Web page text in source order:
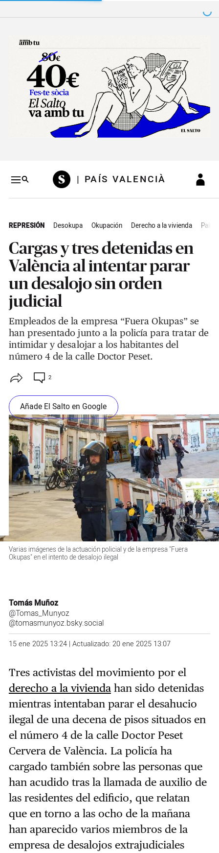
Salto a navegación
| PAÍS VALENCIÀ
REPRESIÓN Desokupa Okupación Derecho a la vivienda País
Cargas y tres detenidas en
València al intentar parar
un desalojo sin orden
judicial
Empleados de la empresa “Fuera Okupas” se
han presentado junto a la policía para tratar de
intimidar y desalojar a los habitantes del
número 4 de la calle Doctor Peset.
2
Añade El Salto en Google
Varias imágenes de la actuación policial y de la empresa "Fuera
Okupas" en el intento de desalojo ilegal
Tomás Muñoz
@Tomas_Munyoz
@tomasmunyoz.bsky.social
15 ene 2025 13:24 | Actualizado: 20 ene 2025 13:07
Tres activistas del movimiento por el
derecho a la viviendahan sido detenidas
mientras intentaban parar el desahucio
ilegal de una decena de pisos situados en
el número 4 de la calle Doctor Peset
Cervera de València. La policía ha
cargado también sobre las personas que
han acudido tras la llamada de auxilio de
las residentes del edificio, que relatan
que en torno a las ocho de la mañana
han aparecido varios miembros de la
empresa de desalojos extrajudiciales